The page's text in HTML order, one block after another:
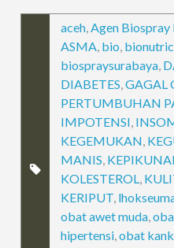
aceh,Agen Biospray
ASMA, bio, bionutric
biospraysurabaya,
DIABETES,GAGAL
PERTUMBUHAN
IMPOTENSI,
KEGEMUKAN,
MANIS,
KOLESTEROL,
KERIPUT,
obat awet muda,
hipertensi,obat